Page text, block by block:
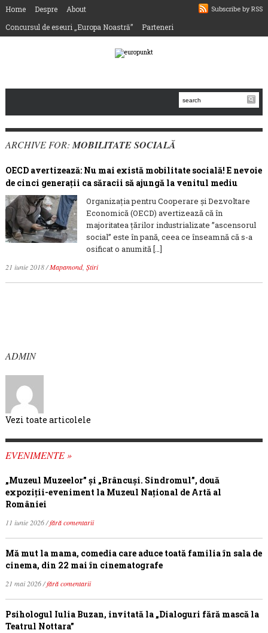
Subscribe by RSS
Home Despre
About
Concursul de eseuri „Europa Noastră”
Parteneri
ARCHIVE FOR: MOBILITATE SOCIALĂ
OECD avertizează: Nu mai există mobilitate socială! E nevoie
de cinci generaţii ca săracii să ajungă la venitul mediu
Organizaţia pentru Cooperare şi Dezvoltare
Economică (OECD) avertizează că în
majoritatea țărilor industrializate ”ascensorul
social” este în pană, ceea ce înseamnă că s-a
osificat o anumită […]
21 iunie 2018/Mapamond, Știri
ADMIN
Vezi toate articolele
EVENIMENTE »
„Muzeul Muzeelor” și „Brâncuși. Sindromul”, două
expoziții-eveniment la Muzeul Național de Artă al
României
11 iunie 2026 /fără comentarii
Mă mut la mama, comedia care aduce toată familia în sala de
cinema, din 22 mai în cinematografe
21 mai 2026 /fără comentarii
Psihologul Iulia Buzan, invitată la „Dialoguri fără mască la
Teatrul Nottara”